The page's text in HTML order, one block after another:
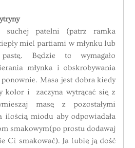
patelni (patrz ramka
miel partiami w młynku lub
Będzie to wymagało
młynka i obskrobywania
Masa jest dobra kiedy
kolor i zaczyna wytrącać się z
masę z pozostałymi
ilością miodu aby odpowiadała
smakowym(po prostu dodawaj
Ci smakować). Ja lubię ją dość